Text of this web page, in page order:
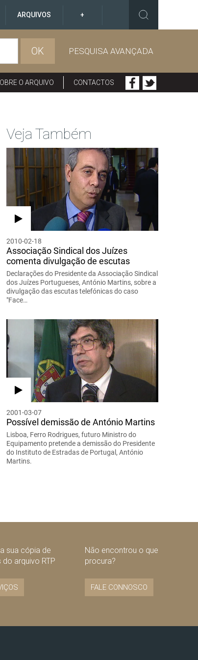
ARQUIVOS +
OK PESQUISA AVANÇADA
O ARQUIVO CONTACTOS
Veja Também
2010-02-18
Associação Sindical dos Juízes
comenta divulgação de escutas
Declarações do Presidente da Associação Sindical
dos Juízes Portugueses, António Martins, sobre a
divulgação das escutas telefónicas do caso
"Face…
2001-03-07
Possível demissão de António Martins
Lisboa, Ferro Rodrigues, futuro Ministro do
Equipamento pretende a demissão do Presidente
do Instituto de Estradas de Portugal, António
Martins.
sua cópia de
arquivo RTP
Não encontrou o que
procura?
FALE CONNOSCO